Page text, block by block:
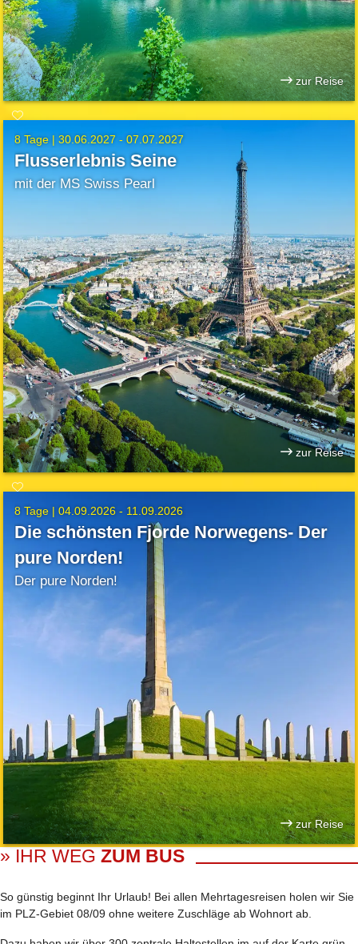
zur Reise
8 Tage |30.06.2027 - 07.07.2027
Flusserlebnis Seine
mit der MS Swiss Pearl
zur Reise
8 Tage |04.09.2026 - 11.09.2026
Die schönsten Fjorde Norwegens- Der
pure Norden!
Der pure Norden!
zur Reise
» IHR WEG ZUM BUS
So günstig beginnt Ihr Urlaub! Bei allen Mehrtages­reisen holen wir Sie
im PLZ-Gebiet 08/09 ohne weitere Zuschläge ab Wohnort ab.